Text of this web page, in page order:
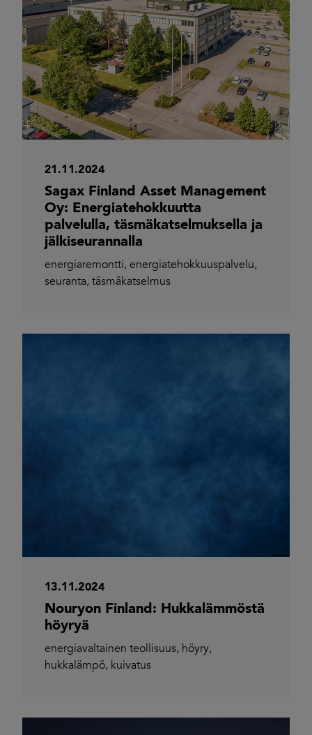
21.11.2024
Sagax Finland Asset Management
Oy: Energiatehokkuutta
palvelulla, täsmäkatselmuksella ja
jälkiseurannalla
energiaremontti, energiatehokkuuspalvelu,
seuranta, täsmäkatselmus
13.11.2024
Nouryon Finland: Hukkalämmöstä
höyryä
energiavaltainen teollisuus, höyry,
hukkalämpö, kuivatus